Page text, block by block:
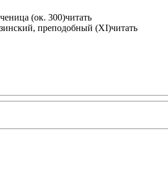
(ок. 300)читать
преподобный (XI)читать